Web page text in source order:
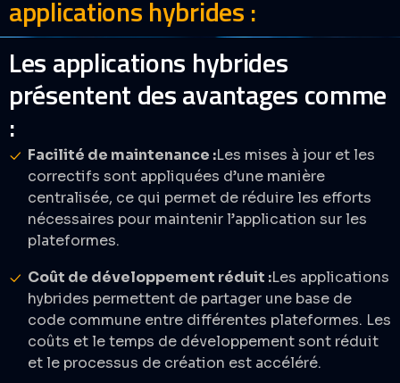
applications hybrides :​
Les applications hybrides
présentent des avantages comme
:
Facilité de maintenance :Les mises à jour et les
correctifs sont appliquées d’une manière
centralisée, ce qui permet de réduire les efforts
nécessaires pour maintenir l’application sur les
plateformes.​
Coût de développement réduit :Les applications
hybrides permettent de partager une base de
code commune entre différentes plateformes. Les
coûts et le temps de développement sont réduit
et le processus de création est accéléré.​